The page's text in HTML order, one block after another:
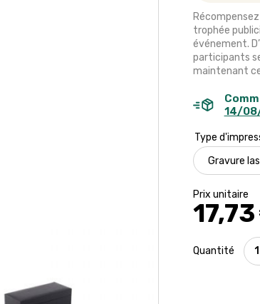
trophée
événement.
participants
maintenant
14/
Type
17,73
de